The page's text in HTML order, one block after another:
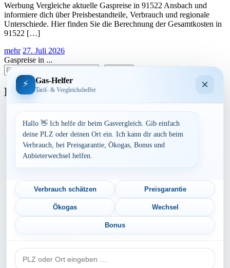
Werbung Vergleiche aktuelle Gaspreise in 91522 Ansbach und
informiere dich über Preisbestandteile, Verbrauch und regionale
Unterschiede. Hier finden Sie die Berechnung der Gesamtkosten in
91522 […]
mehr 27. Juli 2026
Gaspreise in ...
Bundesland
Bayern
Berlin
Brandenburg
Hamburg
Mecklenburg-Vorpommern
Niedersachsen
Nordrhein-Westfalen
Rheinland-Pfalz
Saarland
Sachsen-Anhalt
⚡ Gas-Helfer
Tarif- & Vergleichshelfer ×
Hallo 👋 Ich helfe dir beim Gasvergleich. Gib einfach
deine PLZ oder deinen Ort ein. Ich kann dir auch beim
Verbrauch, bei Preisgarantie, Ökogas, Bonus und
Anbieterwechsel helfen.
Verbrauch schätzen Preisgarantie
Ökogas Wechsel
Bonus
PLZ
oder